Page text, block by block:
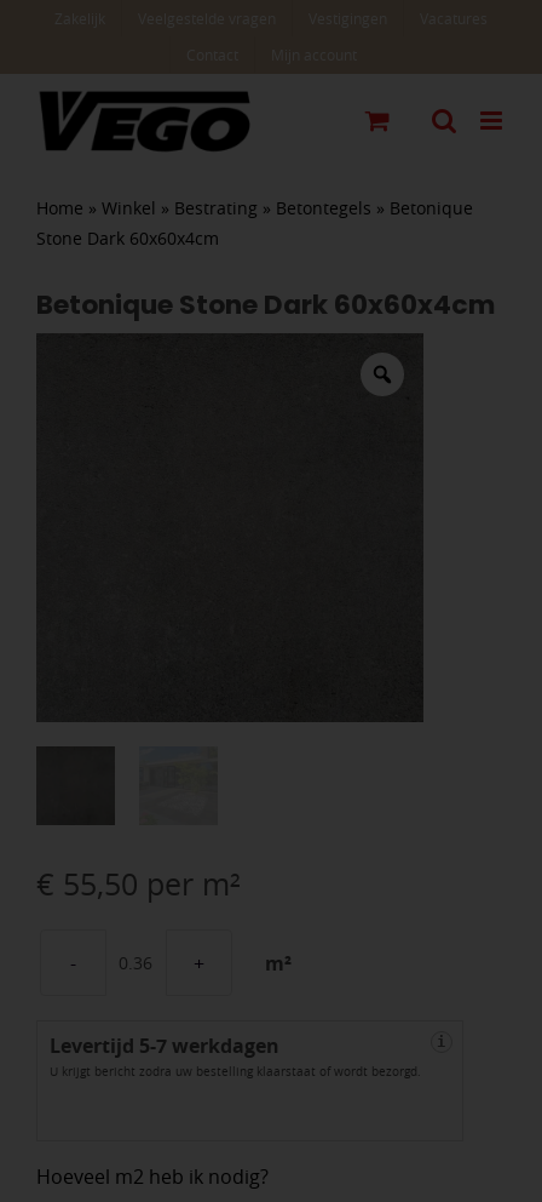
Home » Winkel » Bestrating » Betontegels » Betonique
Stone Dark 60x60x4cm
Betonique Stone Dark 60x60x4cm
€ 55,50 per m²
Betonique
Dark
60x60x4cm
m²
Levertijd 5-7 werkdagen
U krijgt bericht zodra uw bestelling klaarstaat of wordt bezorgd.
i
Hoeveel m2 heb ik nodig?